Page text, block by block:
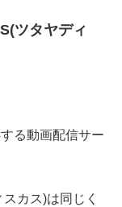
ツタヤディ
る動画配信サー
カス)は同じく